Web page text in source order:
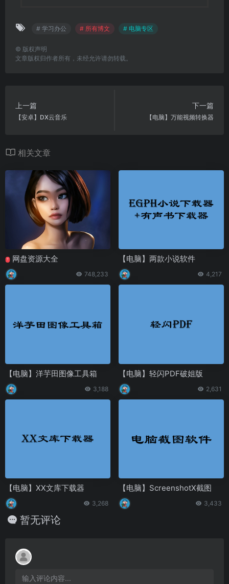
# 学习办公 # 所有博文 # 电脑专区
© 版权声明
文章版权归作者所有，未经允许请勿转载。
上一篇
【安卓】DX云音乐
下一篇
【电脑】万能视频转换器
相关文章
T 网盘资源大全
748,233
【电脑】两款小说软件
4,217
【电脑】洋芋田图像工具箱
3,188
【电脑】轻闪PDF破姐版
2,631
【电脑】XX文库下载器
3,268
【电脑】ScreenshotX截图
3,433
暂无评论